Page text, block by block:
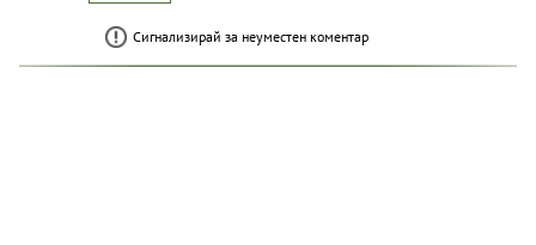
Сигнализирай за неуместен коментар